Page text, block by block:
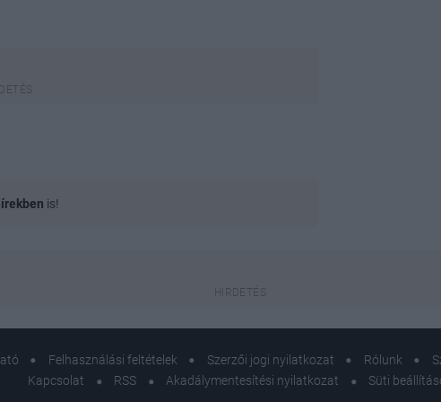
is!
Felhasználási feltételek Szerzői jogi nyilatkozat Rólunk
Kapcsolat
RSS Akadálymentesítési nyilatkozat Süti